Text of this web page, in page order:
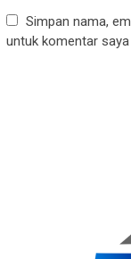
Simpan nama,
untuk komentar